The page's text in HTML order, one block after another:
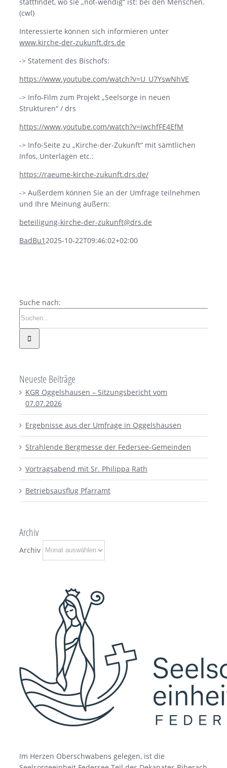
(cwl)
Interessierte können sich informieren unter
www.kirche-der-zukunft.drs.de
-> Statement des Bischofs:
https://www.youtube.com/watch?v=U_U7YswNhVE
-> Info-Film zum Projekt „Seelsorge in neuen
Strukturen“ / drs
https://www.youtube.com/watch?v=iwchfFE4EfM
-> Info-Seite zu „Kirche-der-Zukunft“ mit sämtlichen
Infos, Unterlagen etc.:
https://raeume-kirche-zukunft.drs.de/
-> Außerdem können Sie an der Umfrage teilnehmen
und Ihre Meinung äußern:
beteiligung-kirche-der-zukunft@drs.de
BadBu1 2025-10-22T09:46:02+02:00
Suche nach:
Neueste Beiträge
KGR Oggelshausen – Sitzungsbericht vom
07.07.2026
Ergebnisse aus der Umfrage in Oggelshausen
Strahlende Bergmesse der Federsee-Gemeinden
Vortragsabend mit Sr. Philippa Rath
Betriebsausflug Pfarramt
Archiv
Archiv
Im Herzen Oberschwabens gelegen, ist die